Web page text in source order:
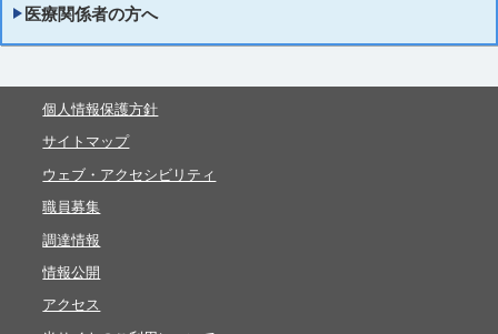
医療関係者の方へ
個人情報保護方針
サイトマップ
ウェブ・アクセシビリティ
職員募集
調達情報
情報公開
アクセス